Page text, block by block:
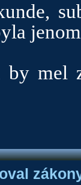
by mel